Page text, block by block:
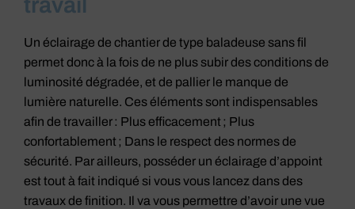
travail
Un éclairage de chantier de type baladeuse sans fil
permet donc à la fois de ne plus subir des conditions de
luminosité dégradée, et de pallier le manque de
lumière naturelle. Ces éléments sont indispensables
afin de travailler : Plus efficacement ; Plus
confortablement ; Dans le respect des normes de
sécurité. Par ailleurs, posséder un éclairage d’appoint
est tout à fait indiqué si vous vous lancez dans des
travaux de finition. Il va vous permettre d’avoir une vue